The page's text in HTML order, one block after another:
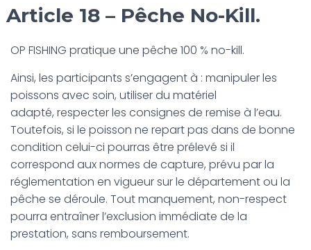
Article 18 – Pêche No-Kill.
OP FISHING pratique une pêche 100 % no-kill.
Ainsi, les participants s’engagent à : manipuler les
poissons avec soin, utiliser du matériel
adapté, respecter les consignes de remise à l’eau.
Toutefois, si le poisson ne repart pas dans de bonne
condition celui-ci pourras être prélevé si il
correspond aux normes de capture, prévu par la
réglementation en vigueur sur le département ou la
pêche se déroule. Tout manquement, non-respect
pourra entraîner l’exclusion immédiate de la
prestation, sans remboursement.